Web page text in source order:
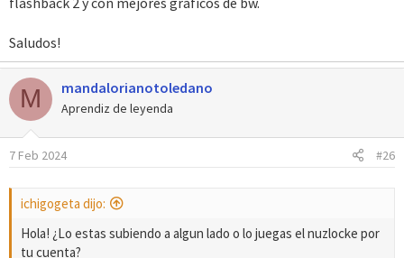
Saludos!
M mandalorianotoledano
Aprendiz de leyenda
7 Feb 2024 #26
ichigogeta dijo:
Hola! ¿Lo estas subiendo a algun lado o lo juegas el nuzlocke por
tu cuenta?